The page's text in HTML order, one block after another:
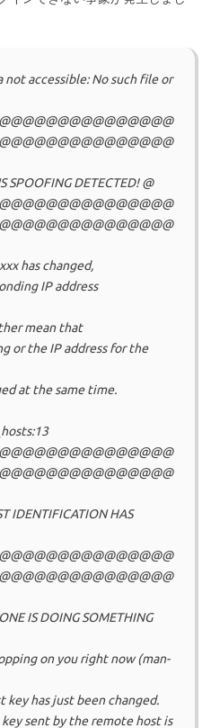
accessible: No such file or
SPOOFING DETECTED! @
has changed,
IP address
mean that
or the IP address for the
at the same time.
IDENTIFICATION HAS
IS DOING SOMETHING
on you right now (man-
key has just been changed.
sent by the remote host is